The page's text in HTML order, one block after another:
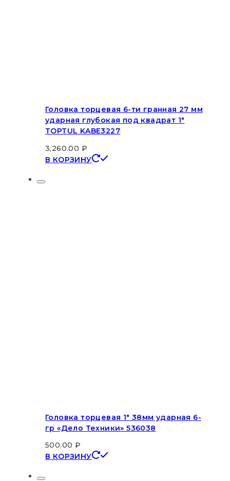
Головка торцевая 6-ти гранная 27 мм
ударная глубокая под квадрат 1″
TOPTUL KABE3227
3,260.00 ₽
В КОРЗИНУ
Головка торцевая 1″ 38мм ударная 6-
гр «Дело Техники» 536038
500.00 ₽
В КОРЗИНУ